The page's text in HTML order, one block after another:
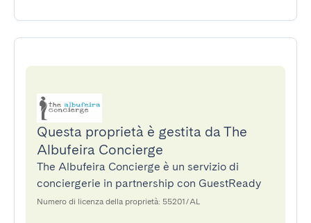
Questa proprietà è gestita da The
Albufeira Concierge
The Albufeira Concierge è un servizio di
conciergerie in partnership con GuestReady
Numero di licenza della proprietà: 55201/AL